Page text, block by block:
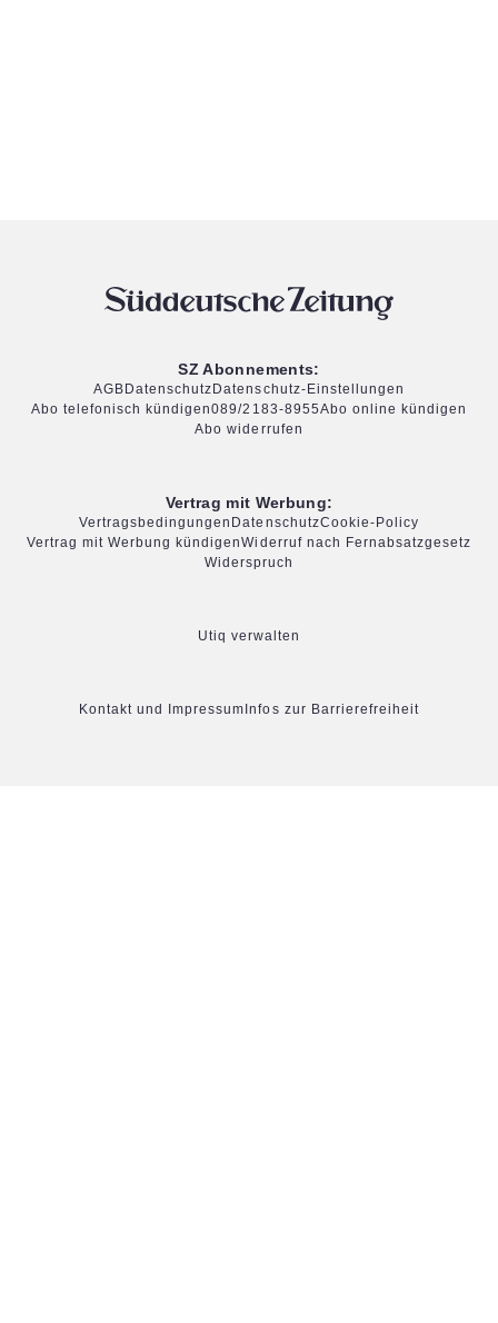
SZ Abonnements:
AGB Datenschutz Datenschutz-Einstellungen
Abo telefonisch kündigen089/2183-8955Abo online kündigen
Abo widerrufen
Vertrag mit Werbung:
Vertragsbedingungen DatenschutzCookie-Policy
Vertrag mit Werbung kündigenWiderruf nach Fernabsatzgesetz
Widerspruch
Utiq verwalten
Kontakt und Impressum Infos zur Barrierefreiheit